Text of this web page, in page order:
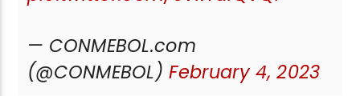
— CONMEBOL.com
(@CONMEBOL)February 4, 2023